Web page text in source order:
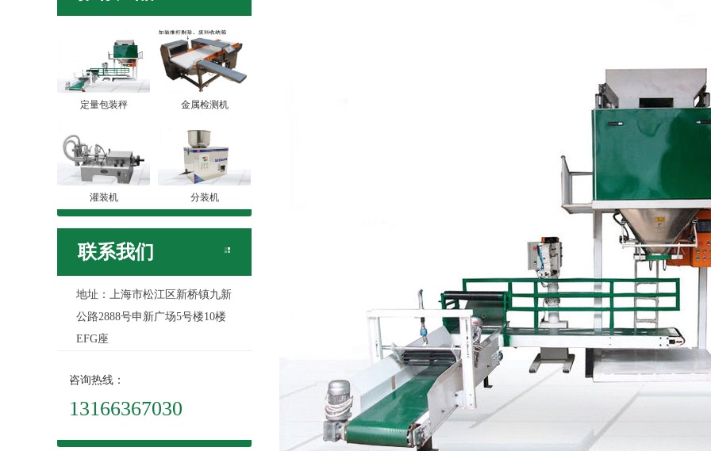
定量包装秤 金属检测机
灌装机 分装机
联系我们
地址：上海市松江区新桥镇九新
公路2888号申新广场5号楼10楼
EFG座
咨询热线：
13166367030